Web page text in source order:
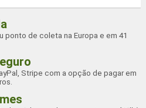
ponto de coleta na Europa e em 41
Stripe com a opção de pagar em